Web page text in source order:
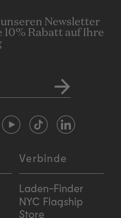
Newsletter
10% Rabatt auf Ihre
YouTubeTikTokLinkedIn
Verbinde
Laden-Finder
NYC Flagship
Store